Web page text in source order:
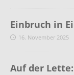
Einbruch in
16. November 2025
Auf der